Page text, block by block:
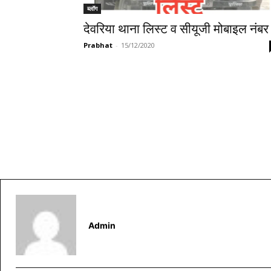
ब्लॉग
देवरिया थाना लिस्ट व सीयूजी मोबाइल नंबर
Prabhat - 15/12/2020
Admin